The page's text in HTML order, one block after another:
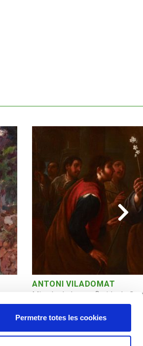
Permetre totes les cookies
ANTONI VILADOMAT
Miracle de la vara florida de